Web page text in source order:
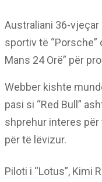
Australiani 36-
sportiv të “Porsche”
Mans 24 Orë” për
Webber kishte
pasi si “Red Bull”
shprehur interes
për të lëvizur.
Piloti i “Lotus”, Kimi